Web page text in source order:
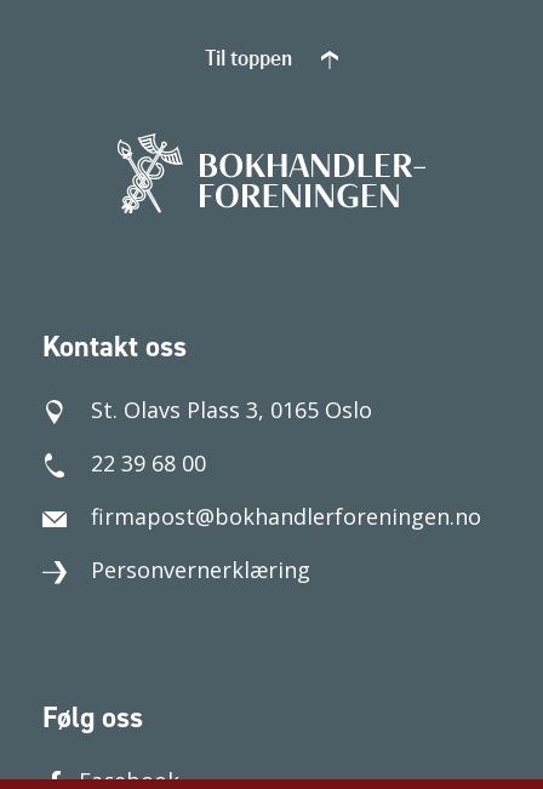
Kontakt oss
St. Olavs Plass 3, 0165 Oslo
22 39 68 00
firmapost@bokhandlerforeningen.no
Personvernerklæring
Følg oss
Facebook
Til toppen